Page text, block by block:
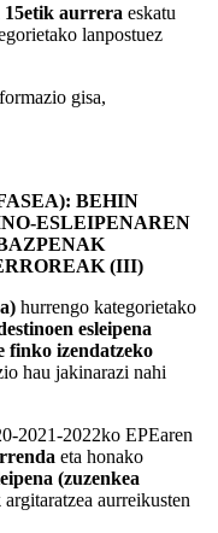
aurrera eskatu
lanpostuez
gisa,
BEHIN
ESLEIPENAREN
(III)
hurrengo kategorietako
esleipena
finko izendatzeko
hau jakinarazi nahi
2021-2022ko EPEaren
eta honako
(zuzenkea
argitaratzea aurreikusten